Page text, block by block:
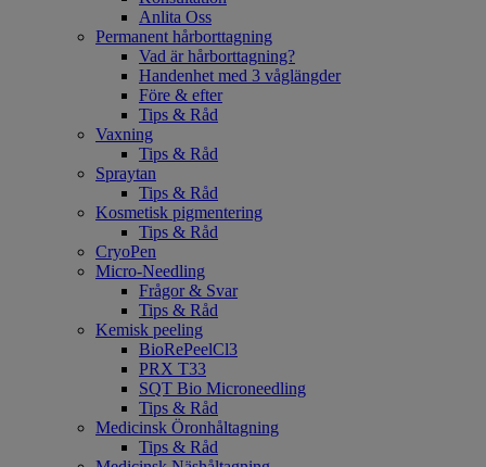
Anlita Oss
Permanent hårborttagning
Vad är hårborttagning?
Handenhet med 3 våglängder
Före & efter
Tips & Råd
Vaxning
Tips & Råd
Spraytan
Tips & Råd
Kosmetisk pigmentering
Tips & Råd
CryoPen
Micro-Needling
Frågor & Svar
Tips & Råd
Kemisk peeling
BioRePeelCl3
PRX T33
SQT Bio Microneedling
Tips & Råd
Medicinsk Öronhåltagning
Tips & Råd